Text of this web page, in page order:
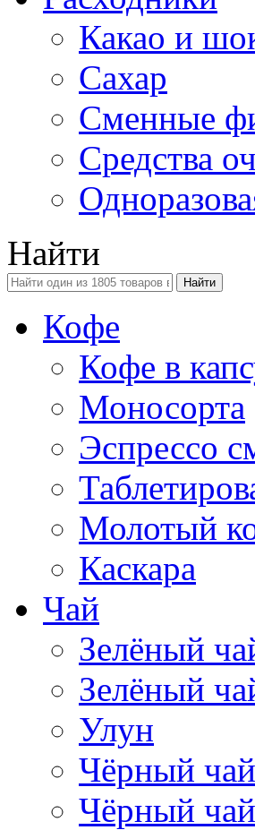
Какао и
Сахар
Сменные
Средства
Найти
Кофе
Кофе в
Моносорта
Эспрессо
Молотый
Каскара
Чай
Зелёный
Зелёный
Улун
Чёрный чай
Чёрный